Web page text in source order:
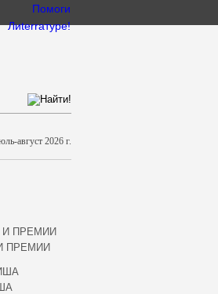
август 2026 г.
ПРЕМИИ